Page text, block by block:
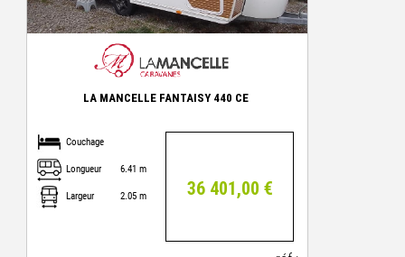
LA MANCELLE FANTAISY 440 CE
Couchage
Longueur 6.41 m
Largeur 2.05 m 36 401,00 €